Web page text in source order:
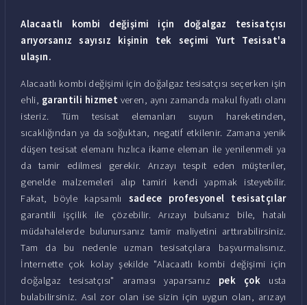
Alacaatlı kombi değişimi için doğalgaz tesisatçısı
arıyorsanız sayısız kişinin tek seçimi Yurt Tesisat'a
ulaşın.
Alacaatlı kombi değişimi için doğalgaz tesisatçısı seçerken işin
ehli, garantili hizmet veren, aynı zamanda makul fiyatlı olanı
isteriz. Tüm tesisat elemanları suyun hareketinden,
sıcaklığından ya da soğuktan, negatif etkilenir. Zamana yenik
düşen tesisat elemanı hızlıca ikame eleman ile yenilenmeli ya
da tamir edilmesi gerekir. Arızayı tespit eden müşteriler,
genelde malzemeleri alıp tamiri kendi yapmak isteyebilir.
Fakat, böyle kapsamlı sadece profesyonel tesisatçılar
garantili işçilik ile çözebilir. Arızayı bulsanız bile, hatalı
müdahalelerde bulunursanız tamir maliyetini arttırabilirsiniz.
Tam da bu nedenle uzman tesisatçılara başvurmalısınız.
İnternette çok kolay şekilde "Alacaatlı kombi değişimi için
doğalgaz tesisatçısı" araması yaparsanız pek çok usta
bulabilirsiniz. Asıl zor olan ise sizin için uygun olan, arızayı